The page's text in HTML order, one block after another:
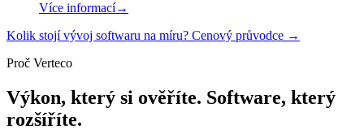
Více informací→
Kolik stojí vývoj softwaru na míru? Cenový průvodce →
Proč Verteco
Výkon, který si ověříte. Software, který
rozšíříte.